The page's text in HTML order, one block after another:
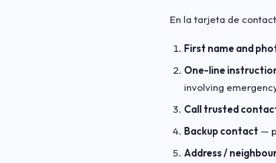
En la tarjeta de
First name and
One-line
involving
Call trusted
Backup contact —
Address /